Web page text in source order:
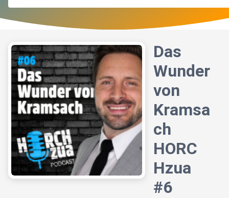
Das
Wunder
von
Kramsa
ch
️HORC
Hzua
#6